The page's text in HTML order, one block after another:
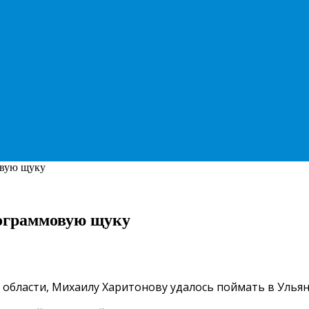
щуку
щуку
Михаилу Харитонову удалось поймать в